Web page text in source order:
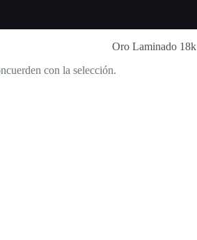
Oro Laminado 18k
con la selección.